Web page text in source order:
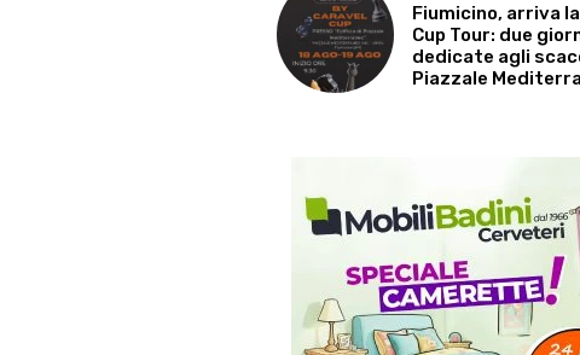
Fiumicino, arriva
Cup Tour: due
dedicate agli
Piazzale